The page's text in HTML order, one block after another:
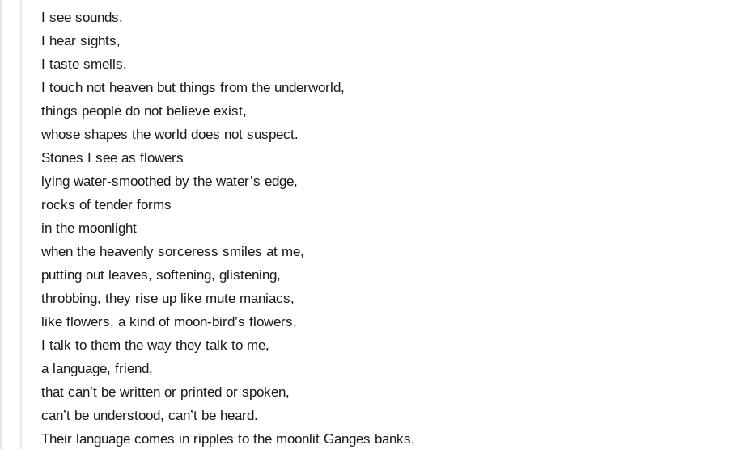
I see sounds,
I hear sights,
I taste smells,
I touch not heaven but things from the underworld,
things people do not believe exist,
whose shapes the world does not suspect.
Stones I see as flowers
lying water-smoothed by the water’s edge,
rocks of tender forms
in the moonlight
when the heavenly sorceress smiles at me,
putting out leaves, softening, glistening,
throbbing, they rise up like mute maniacs,
like flowers, a kind of moon-bird’s flowers.
I talk to them the way they talk to me,
a language, friend,
that can’t be written or printed or spoken,
can’t be understood, can’t be heard.
Their language comes in ripples to the moonlit Ganges banks,